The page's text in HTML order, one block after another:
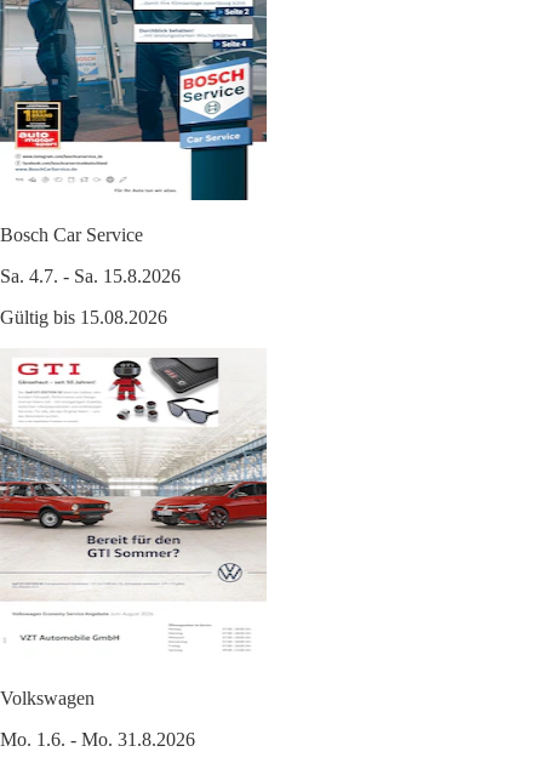
Bosch Car Service
Sa. 4.7. - Sa. 15.8.2026
Gültig bis 15.08.2026
Volkswagen
Mo. 1.6. - Mo. 31.8.2026